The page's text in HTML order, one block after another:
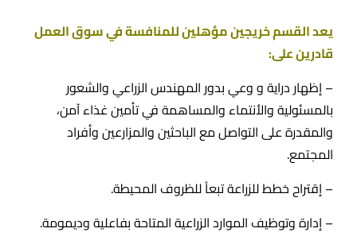
يعد القسم خريجين مؤهلين للمنافسة في سوق العمل
قادرين على:
– إظهار دراية و وعي بدور المهندس الزراعي والشعور
بالمسئولية والأنتماء والمساهمة في تأمين غذاء آمن،
والمقدرة على التواصل مع الباحثين والمزارعين وأفراد
المجتمع.
– إقتراح خطط للزراعة تبعاً للظروف المحيطة.
– إدارة وتوظيف الموارد الزراعية المتاحة بفاعلية وديمومة.